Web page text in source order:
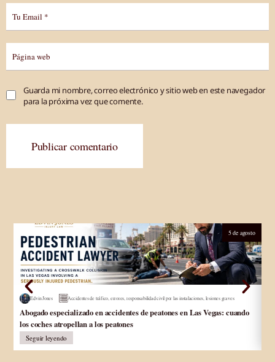
Guarda mi nombre, correo electrónico y sitio web en este navegador
para la próxima vez que comente.
Publicar comentario
5 de agosto
Edvin Jones Accidentes de tráfico, errores, responsabilidad civil por las instalaciones, lesiones graves
Abogado especializado en accidentes de peatones en Las Vegas: cuando
los coches atropellan a los peatones
Seguir leyendo